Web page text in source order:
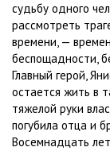
судьбу одного
рассмотреть
времени, —
беспощадности,
Главный герой,
остается жить в
тяжелой руки
погубила отца и
Восемнадцать